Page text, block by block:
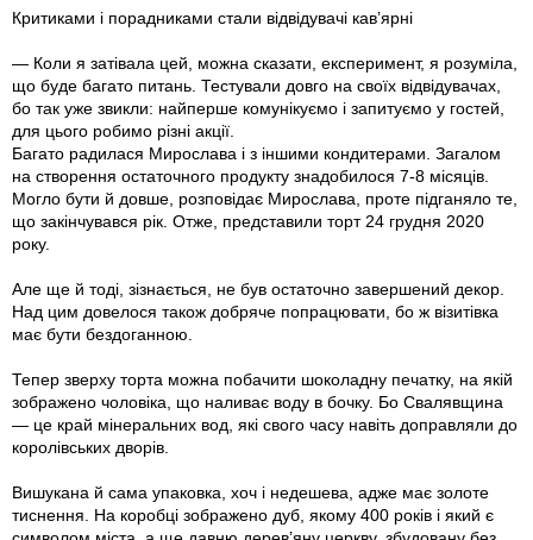
Критиками і порадниками стали відвідувачі кав’ярні
— Коли я затівала цей, можна сказати, експеримент, я розуміла,
що буде багато питань. Тестували довго на своїх відвідувачах,
бо так уже звикли: найперше комунікуємо і запитуємо у гостей,
для цього робимо різні акції.
Багато радилася Мирослава і з іншими кондитерами. Загалом
на створення остаточного продукту знадобилося 7-8 місяців.
Могло бути й довше, розповідає Мирослава, проте підганяло те,
що закінчувався рік. Отже, представили торт 24 грудня 2020
року.
Але ще й тоді, зізнається, не був остаточно завершений декор.
Над цим довелося також добряче попрацювати, бо ж візитівка
має бути бездоганною.
Тепер зверху торта можна побачити шоколадну печатку, на якій
зображено чоловіка, що наливає воду в бочку. Бо Свалявщина
— це край мінеральних вод, які свого часу навіть доправляли до
королівських дворів.
Вишукана й сама упаковка, хоч і недешева, адже має золоте
тиснення. На коробці зображено дуб, якому 400 років і який є